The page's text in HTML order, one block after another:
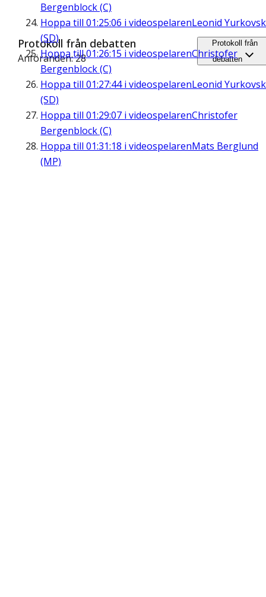
Bergenblock (C)
Hoppa till 01:25:06 i videospelarenLeonid
(SD)
Hoppa till01:26:15 i videospelarenChristofer
Bergenblock (C)
Hoppa till 01:27:44i videospelarenLeonid
(SD)
Hoppa till 01:29:07 i videospelarenChristofer
Bergenblock (C)
Hoppa till 01:31:18 i videospelarenMats Berglund
(MP)
Protokoll från debatten
Anföranden: 28
Protokoll från
debatten